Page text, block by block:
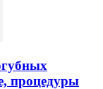
процедуры